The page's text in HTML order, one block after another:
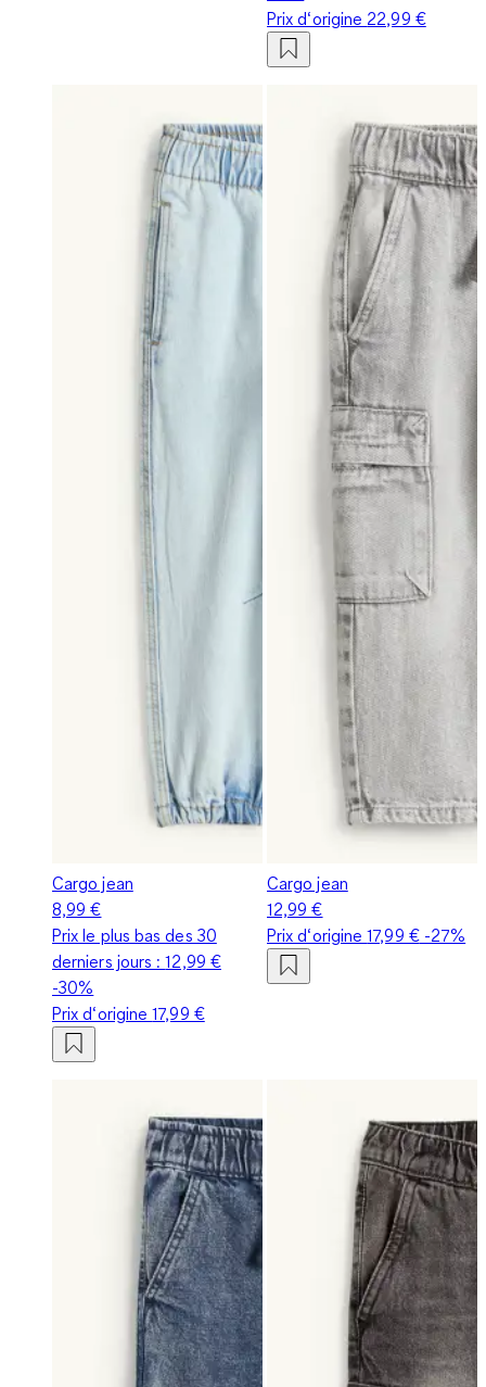
Prix d‘origine 22,99 €
Cargo jean
8,99 €
Prix le plus bas des 30
derniers jours :12,99 €
-30%
Prix d‘origine17,99 €
Cargo jean
12,99 €
Prix d‘origine17,99 €-27%